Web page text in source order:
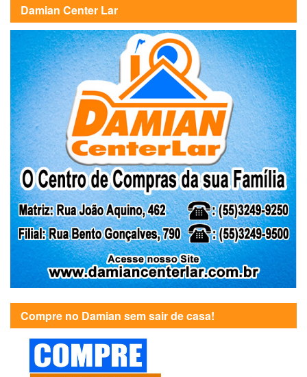
Damian Center Lar
Compre no Damian sem sair de casa!